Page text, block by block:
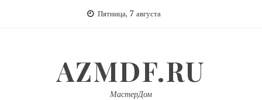
Пятница, 7 августа
AZMDF.RU
МастерДом